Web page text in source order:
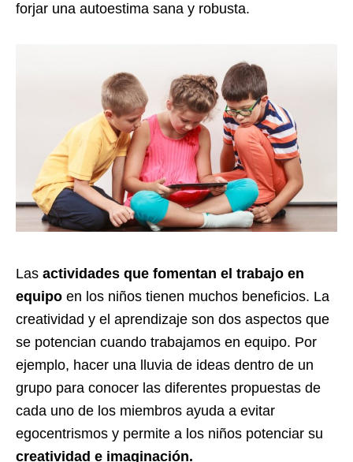
forjar una autoestima sana y robusta.
Las actividades que fomentan el trabajo en
equipo en los niños tienen muchos beneficios. La
creatividad y el aprendizaje son dos aspectos que
se potencian cuando trabajamos en equipo. Por
ejemplo, hacer una lluvia de ideas dentro de un
grupo para conocer las diferentes propuestas de
cada uno de los miembros ayuda a evitar
egocentrismos y permite a los niños potenciar su
creatividad e imaginación.